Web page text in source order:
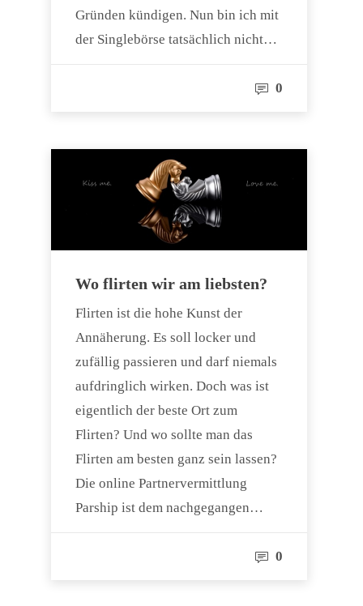
Gründen kündigen. Nun bin ich mit
der Singlebörse tatsächlich nicht…
0
Wo flirten wir am liebsten?
Flirten ist die hohe Kunst der
Annäherung. Es soll locker und
zufällig passieren und darf niemals
aufdringlich wirken. Doch was ist
eigentlich der beste Ort zum
Flirten? Und wo sollte man das
Flirten am besten ganz sein lassen?
Die online Partnervermittlung
Parship ist dem nachgegangen…
0